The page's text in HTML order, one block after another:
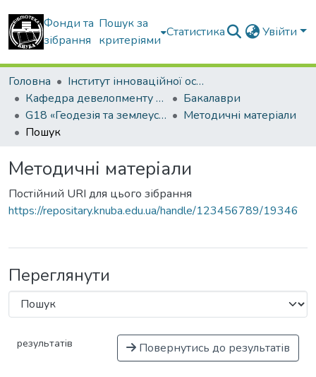
Фонди та
зібрання
Пошук за
критеріями
Статистика Увійти
Головна
Інститут інноваційної освіти Київського національного університету будівництва і архітектури
Кафедра девелопменту та просторового планування
Бакалаври
G18 «Геодезія та землеустрій» ОПП «Геодезія та землеустрій»
Методичні матеріали
Пошук
Методичні матеріали
Постійний URI для цього зібрання
https://repositary.knuba.edu.ua/handle/123456789/19346
Переглянути
результатів Повернутись до результатів